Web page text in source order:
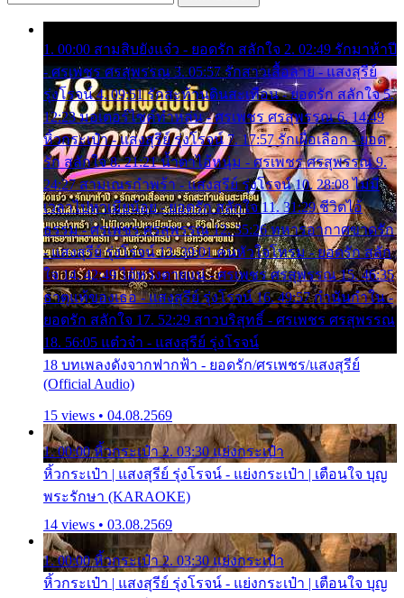
1. 00:00 สามสิบยังแจ๋ว - ยอดรัก สลักใจ 2. 02:49 รักมาห้าปี
- ศรเพชร ศรสุพรรณ 3. 05:57 รักสาวเสื้อลาย - แสงสุรีย์
รุ่งโรจน์ 4. 09:51 รักสะท้านดินสะเทือน - ยอดรัก สลักใจ 5.
12:23 มอเตอร์ไซค์ทำหล่น - ศรเพชร ศรสุพรรณ 6. 14:49
หิ้วกระเป๋า - แสงสุรีย์ รุ่งโรจน์ 7. 17:57 รักเผื่อเลือก - ยอด
รัก สลักใจ 8. 21:21 น้ำตาไอ้หนุ่ม - ศรเพชร ศรสุพรรณ 9.
24:27 สามเณรกำพร้า - แสงสุรีย์ รุ่งโรจน์ 10. 28:08 ไม่มี
เวลาไปหาเมียน้อย - ยอดรัก สลักใจ 11. 31:29 ชีวิตไอ้
ธรรม - ศรเพชร ศรสุพรรณ 12. 35:26 ทหารอากาศขาดรัก
- แสงสุรีย์ รุ่งโรจน์ 13. 39:01 คนหัวใจโทรม - ยอดรัก สลัก
ใจ 14. 42:49 ไอ้หวังตายแน่ - ศรเพชร ศรสุพรรณ 15. 46:35
ธาตุแท้ของเธอ - แสงสุรีย์ รุ่งโรจน์ 16. 49:57 กำนันกำใน -
ยอดรัก สลักใจ 17. 52:29 สาวบริสุทธิ์ - ศรเพชร ศรสุพรรณ
18. 56:05 แต๋วจ๋า - แสงสุรีย์ รุ่งโรจน์
18 บทเพลงดังจากฟากฟ้า - ยอดรัก/ศรเพชร/แสงสุรีย์
(Official Audio)
15 views • 04.08.2569
1. 00:00 หิ้วกระเป๋า 2. 03:30 แย่งกระเป๋า
หิ้วกระเป๋า | แสงสุรีย์ รุ่งโรจน์ - แย่งกระเป๋า | เตือนใจ บุญ
พระรักษา (KARAOKE)
14 views • 03.08.2569
1. 00:00 หิ้วกระเป๋า 2. 03:30 แย่งกระเป๋า
หิ้วกระเป๋า | แสงสุรีย์ รุ่งโรจน์ - แย่งกระเป๋า | เตือนใจ บุญ